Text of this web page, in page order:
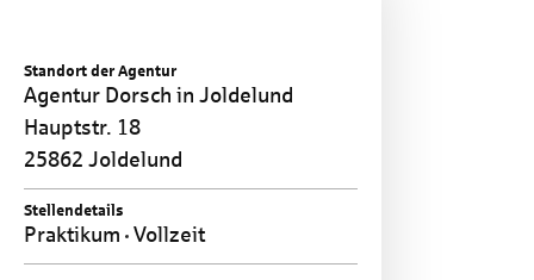
Standort der Agentur
Agentur Dorsch in Joldelund
Hauptstr. 18
25862 Joldelund
Stellendetails
Praktikum Vollzeit